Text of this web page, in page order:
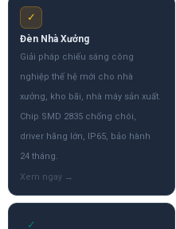
✓
Đèn Nhà Xưởng
Giải pháp chiếu sáng công
nghiệp thế hệ mới cho nhà
xưởng, kho bãi, nhà máy sản xuất.
Chip SMD 2835 chống chói,
driver hãng lớn, IP65, bảo hành
24 tháng.
✓